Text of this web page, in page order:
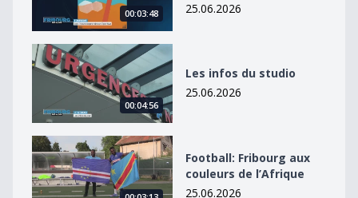
00:03:48
25.06.2026
Les infos du studio
00:04:56
Les infos du studio
25.06.2026
Football: Fribourg aux couleurs de l’Afrique
Football: Fribourg aux
couleurs de l’Afrique
25.06.2026